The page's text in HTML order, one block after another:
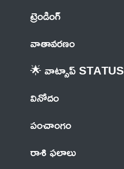
ట్రెండింగ్
వాతావరణం
🌟 వాట్సాప్ STATUS
వినోదం
పంచాంగం
రాశి ఫలాలు